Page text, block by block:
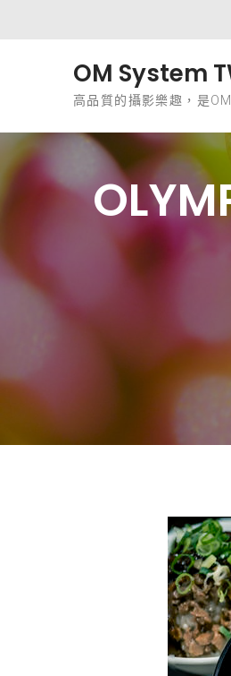
OM System
高品質的攝影樂趣，是